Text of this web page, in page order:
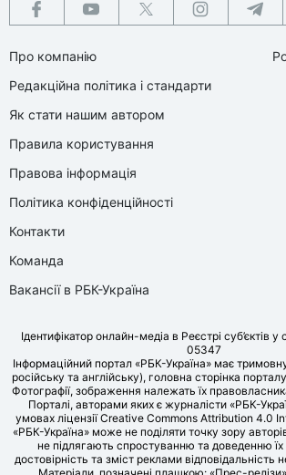
Про компанію
Редакційна політика і стандарти
Як стати нашим автором
Правила користування
Правова інформація
Політика конфіденційності
Контакти
Команда
Вакансії в РБК-Україна
Ідентифікатор онлайн-медіа в Реєстрі суб’єктів
05347
Інформаційний портал «РБК-Україна» має
російську та англійську), головна сторінка
Фотографії, зображення належать їх
Порталі, авторами яких є журналісти «РБК-
умовах ліцензії Creative Commons Attribution 4.0
«РБК-Україна» може не поділяти точку зору
не підлягають спростуванню та доведенню їх
достовірність та зміст реклами